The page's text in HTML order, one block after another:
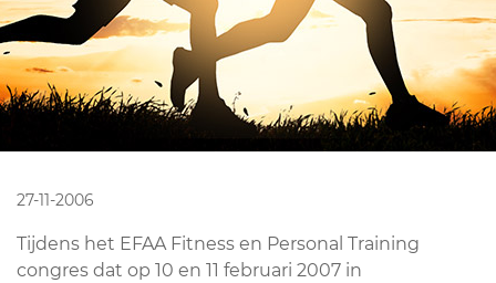
27-11-2006
Tijdens het EFAA Fitness en Personal Training
congres dat op 10 en 11 februari 2007 in